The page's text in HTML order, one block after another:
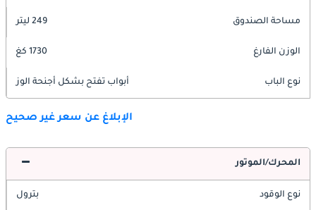
مساحة الصندوق 249 ليتر
الوزن الفارغ 1730 كغ
نوع الباب أبواب تفتح بشكل أجنحة الوز
الإبلاغ عن سعر غير صحيح
المحرك/الموتور
نوع الوقود بترول